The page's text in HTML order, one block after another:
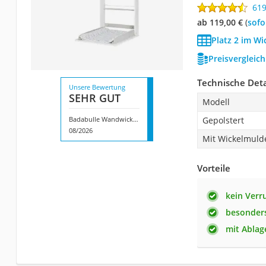
ab 119,00 €(
Platz 2 im
Unsere Bewertung
SEHR GUT
Badabulle Wandwickeltisch Splash
08/2026
Technische
Modell
Gepolstert
Mit
Vorteile
kein
mit